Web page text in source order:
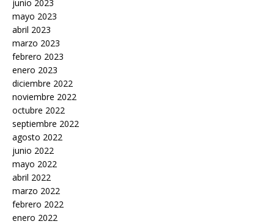
junio 2023
mayo 2023
abril 2023
marzo 2023
febrero 2023
enero 2023
diciembre 2022
noviembre 2022
octubre 2022
septiembre 2022
agosto 2022
junio 2022
mayo 2022
abril 2022
marzo 2022
febrero 2022
enero 2022